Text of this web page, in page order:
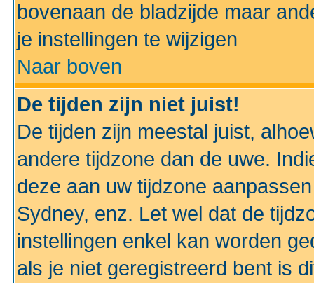
bovenaan de bladzijde maar
je instellingen te wijzigen
Naar boven
De tijden zijn niet juist!
De tijden zijn meestal juist,
andere tijdzone dan de uwe.
deze aan uw tijdzone
Sydney, enz. Let wel dat de
instellingen enkel kan worden
als je niet geregistreerd bent is